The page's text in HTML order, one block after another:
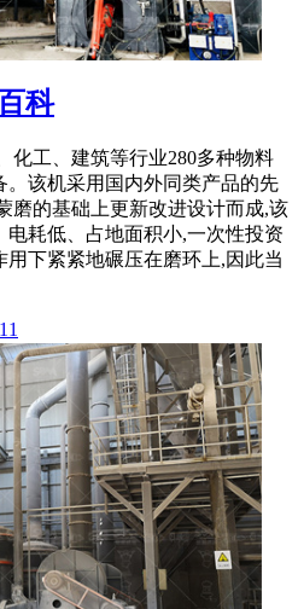
科
化工、建筑等行业280多种物料
。该机采用国内外同类产品的先
磨的基础上更新改进设计而成,该
电耗低、占地面积小,一次性投资
下紧紧地碾压在磨环上,因此当